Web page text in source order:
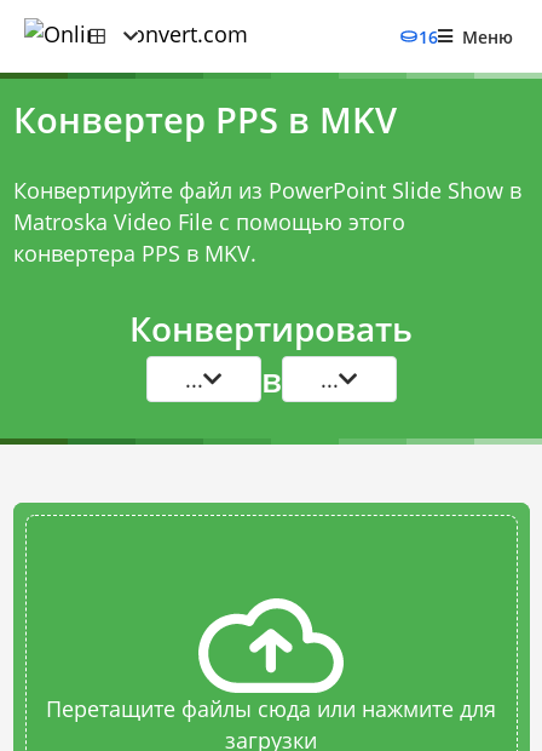
16 Меню
Конвертер PPS в MKV
Конвертируйте файл из PowerPoint Slide Show в
Matroska Video File с помощью этого
конвертера PPS в MKV.
Конвертировать
... в ...
Перетащите файлы сюда или нажмите для
загрузки